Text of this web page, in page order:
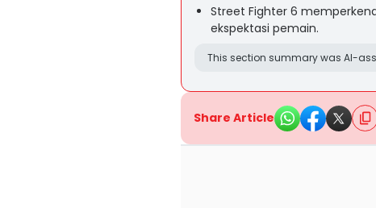
Street Fighter 6
ekspektasi pemain.
This section summary was AI-
Share Article